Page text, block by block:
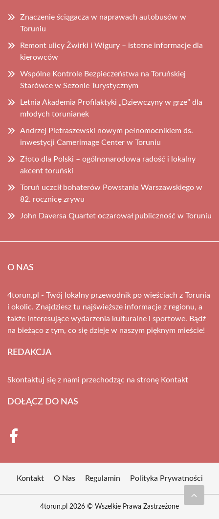
Znaczenie ściągacza w naprawach autobusów w
Toruniu
Remont ulicy Żwirki i Wigury – istotne informacje dla
kierowców
Wspólne Kontrole Bezpieczeństwa na Toruńskiej
Starówce w Sezonie Turystycznym
Letnia Akademia Profilaktyki „Dziewczyny w grze” dla
młodych torunianek
Andrzej Pietraszewski nowym pełnomocnikiem ds.
inwestycji Camerimage Center w Toruniu
Złoto dla Polski – ogólnonarodowa radość i lokalny
akcent toruński
Toruń uczcił bohaterów Powstania Warszawskiego w
82. rocznicę zrywu
John Daversa Quartet oczarował publiczność w Toruniu
O NAS
4torun.pl - Twój lokalny przewodnik po wieściach z Torunia
i okolic. Znajdziesz tu najświeższe informacje z regionu, a
także interesujące wydarzenia kulturalne i sportowe. Bądź
na bieżąco z tym, co się dzieje w naszym pięknym mieście!
REDAKCJA
Skontaktuj się z nami przechodząc na stronę Kontakt
DOŁĄCZ DO NAS
Kontakt O Nas Regulamin Polityka Prywatności
4torun.pl 2026 © Wszelkie Prawa Zastrzeżone